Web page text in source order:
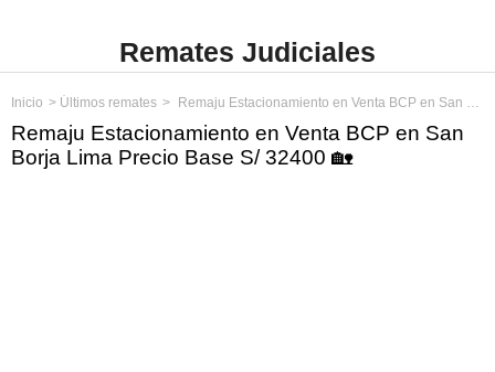
Remates Judiciales
Inicio Últimos remates Remaju Estacionamiento en Venta BCP en San Borja Lima Precio Base S/ 32400
Remaju Estacionamiento en Venta BCP en San
Borja Lima Precio Base S/ 32400 🏡